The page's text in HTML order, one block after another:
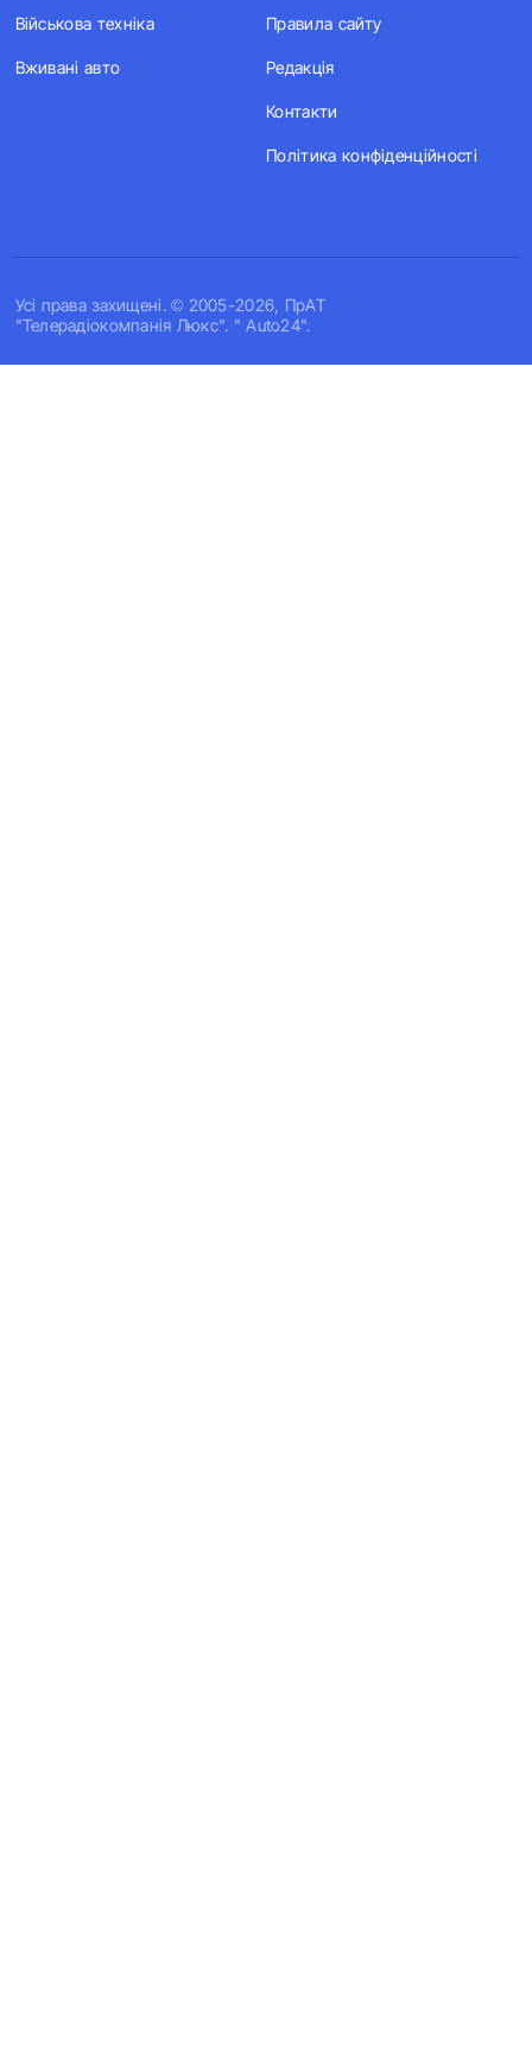
Усi права захищенi. © 2005-2026, ПрАТ
"Телерадіокомпанія Люкс". " Auto24".
Військова техніка
Вживані авто
Правила сайту
Редакція
Контакти
Політика конфіденційності